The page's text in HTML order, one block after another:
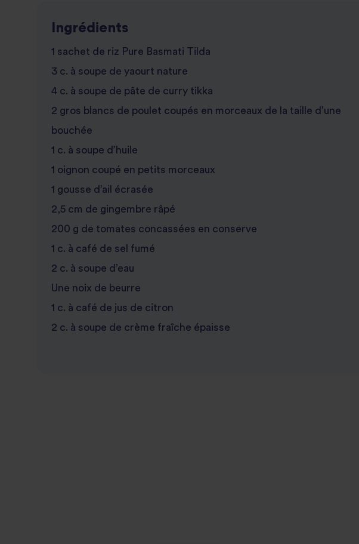
Ingrédients
1 sachet de riz Pure Basmati Tilda
3 c. à soupe de yaourt nature
4 c. à soupe de pâte de curry tikka
2 gros blancs de poulet coupés en morceaux de la taille d’une
bouchée
1 c. à soupe d’huile
1 oignon coupé en petits morceaux
1 gousse d’ail écrasée
2,5 cm de gingembre râpé
200 g de tomates concassées en conserve
1 c. à café de sel fumé
2 c. à soupe d’eau
Une noix de beurre
1 c. à café de jus de citron
2 c. à soupe de crème fraîche épaisse